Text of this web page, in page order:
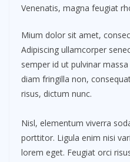
Venenatis, magna feugiat
Mium dolor sit amet,
Adipiscing ullamcorper
semper id ut pulvinar
diam fringilla non,
risus, dictum nunc.
Nisl, elementum viverra
porttitor. Ligula enim nisi
lorem eget. Feugiat orci